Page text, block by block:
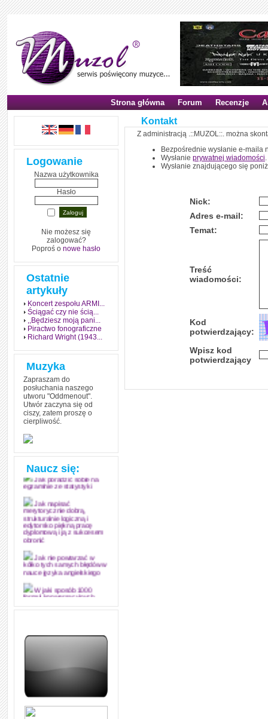
Strona główna Forum Recenzje
Logowanie
Nazwa użytkownika
Hasło
Nie możesz się
zalogować?
Poproś o nowe hasło
Ostatnie
artykuły
Koncert zespołu ARMI...
Ściągać czy nie ścią...
,,Będziesz moją pani...
Piractwo fonograficzne
Richard Wright (1943...
Muzyka
Zapraszam do
posłuchania naszego
utworu "Oddmenout".
Utwór zaczyna się od
ciszy, zatem proszę o
cierpliwość.
Naucz się:
Jak stworzyć fenomen
egzamin? Poznaj metody
Jak poradzić sobie na
egzaminie ze statystyki
Jak napisać
merytorycznie dobrą,
strukturalnie logiczną i
edytorsko piękną pracę
dyplomową i ją z sukcesem
obronić
Jak nie powtarzać w
kółko tych samych błędów w
nauce języka angielskiego
W jaki sposób 1000
pozwoli Ci opanować język
zapamiętasz
zrozumiale wytłumaczył, na
(reported speech) w języku
angielskim
Kontakt
Z administracją .::MUZOL::. można
Bezpośrednie wysłanie e-maila
Wysłanie prywatnej wiadomości.
Wysłanie znajdującego się
Nick:
Adres e-mail:
Temat:
Treść
wiadomości:
Kod
potwierdzający:
Wpisz kod
potwierdzający